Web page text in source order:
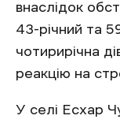
внаслідок
43-річний та
чотирирічна
реакцію на
У селі Есхар